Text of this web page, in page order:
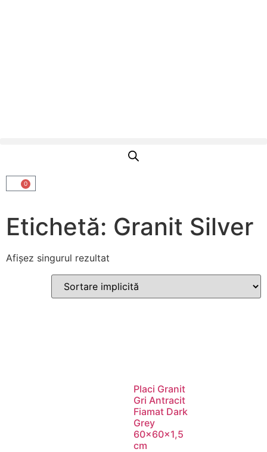
0
Etichetă: Granit Silver
Afișez singurul rezultat
Placi Granit
Gri Antracit
Fiamat Dark
Grey
60x60x1,5
cm